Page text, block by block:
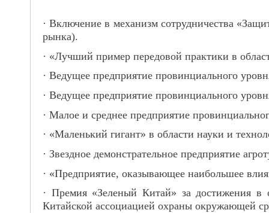
· Включение в механизм сотрудничества
рынка).
· «Лучший пример передовой практики в
· Ведущее предприятие провинциального
· Ведущее предприятие провинциального
· Малое и среднее предприятие
· «Маленький гигант» в области науки и
· Звездное демонстрательное предприятие
· «Предприятие, оказывающее наибольшее
· Премия «Зеленый Китай» за достижения
Китайской ассоциацией охраны окружающей